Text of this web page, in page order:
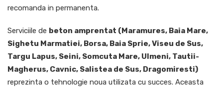
recomanda in permanenta.
Serviciile de beton amprentat (Maramures, Baia Mare,
Sighetu Marmatiei, Borsa, Baia Sprie, Viseu de Sus,
Targu Lapus, Seini, Somcuta Mare, Ulmeni, Tautii-
Magherus, Cavnic, Salistea de Sus, Dragomiresti)
reprezinta o tehnologie noua utilizata cu succes. Aceasta